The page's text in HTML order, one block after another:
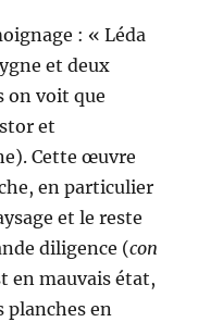
: « Léda
et deux
on voit que
et
Cette œuvre
en particulier
et le reste
diligence (con
en mauvais état,
planches en